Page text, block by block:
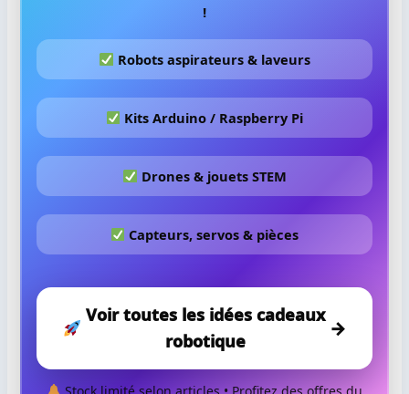
!
Robots aspirateurs & laveurs
Kits Arduino / Raspberry Pi
Drones & jouets STEM
Capteurs, servos & pièces
Voir toutes les idées cadeaux
robotique
→